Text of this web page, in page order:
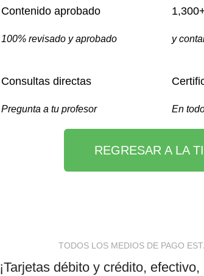
Contenido aprobado
100% revisado y aprobado y
Consultas directas
Pregunta a tu profesor En
REGRESAR A LA
TODOS LOS MEDIOS DE PAGO
¡Tarjetas débito y crédito,